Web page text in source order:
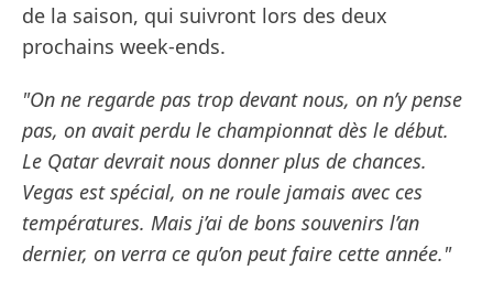
de la saison, qui suivront lors des deux
prochains week-ends.
"On ne regarde pas trop devant nous, on n’y pense
pas, on avait perdu le championnat dès le début.
Le Qatar devrait nous donner plus de chances.
Vegas est spécial, on ne roule jamais avec ces
températures. Mais j’ai de bons souvenirs l’an
dernier, on verra ce qu’on peut faire cette année."